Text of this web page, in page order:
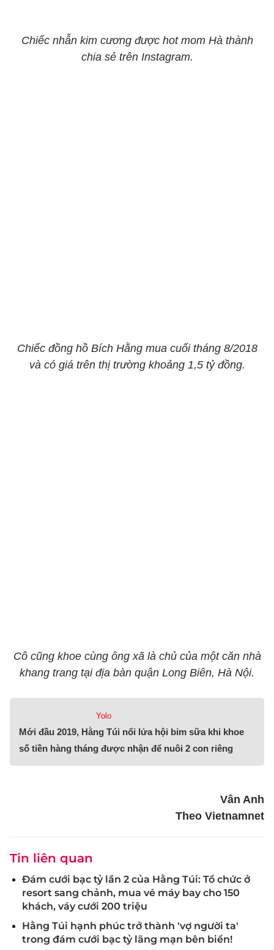
Chiếc nhẫn kim cương được hot mom Hà thành
chia sẻ trên Instagram.
Chiếc đồng hồ Bích Hằng mua cuối tháng 8/2018
và có giá trên thị trường khoảng 1,5 tỷ đồng.
Cô cũng khoe cùng ông xã là chủ của một căn nhà
khang trang tại địa bàn quận Long Biên, Hà Nội.
Yolo
Mới đầu 2019, Hằng Túi nổi lửa hội bỉm sữa khi khoe
số tiền hàng tháng được nhận để nuôi 2 con riêng
Vân Anh
Theo Vietnamnet
Tin liên quan
Đám cưới bạc tỷ lần 2 của Hằng Túi: Tổ chức ở
resort sang chảnh, mua vé máy bay cho 150
khách, váy cưới 200 triệu
Hằng Túi hạnh phúc trở thành 'vợ người ta'
trong đám cưới bạc tỷ lãng mạn bên biển!